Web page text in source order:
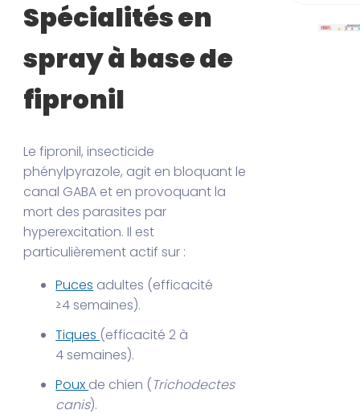
Spécialités en
spray à base de
fipronil
Le fipronil, insecticide
phénylpyrazole, agit en bloquant le
canal GABA et en provoquant la
mort des parasites par
hyperexcitation. Il est
particulièrement actif sur :
Puces adultes (efficacité
≥4 semaines).
Tiques (efficacité 2 à
4 semaines).
Poux de chien (Trichodectes
canis).